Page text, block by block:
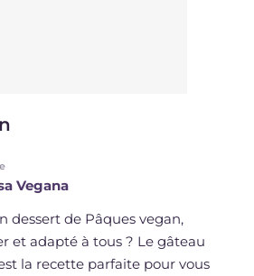
Vegana
dessert de Pâques vegan,
et adapté à tous ? Le gâteau
la recette parfaite pour vous